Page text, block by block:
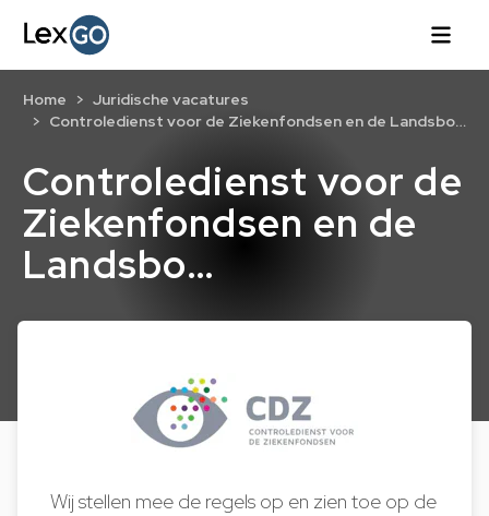
Controledienst voor de
Ziekenfondsen en de
Landsbo…
Home
Juridische vacatures
Controledienst voor de Ziekenfondsen en de Landsbo…
Wij stellen mee de regels op en zien toe op de